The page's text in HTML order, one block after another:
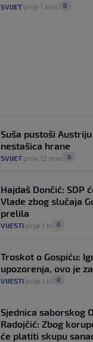
3. kol.
SVIJET prije 1 min 0
Suša pustoši
nestašica hrane
SVIJET prije 12 min 0
Hajdaš Dončić: SDP
Vlade zbog slučaja
prelila
VIJESTI prije 1 h 0
Troskot o Gospiću:
upozorenja, ovo je
VIJESTI prije 1 h 0
Sjednica saborskog
Radojčić: Zbog
će platiti skupu